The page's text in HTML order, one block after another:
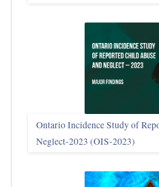
Ontario Incidence Study of
Neglect-2023 (OIS‑2023)